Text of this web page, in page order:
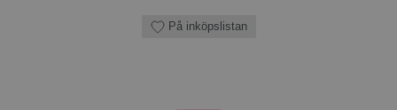
På inköpslistan